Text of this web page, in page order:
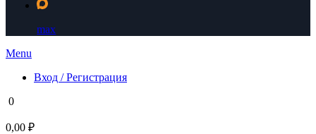
max
Menu
Вход / Регистрация
0
0,00 ₽